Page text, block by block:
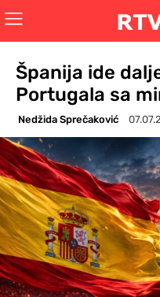
Španija ide
Portugala sa
Nedžida Sprečaković